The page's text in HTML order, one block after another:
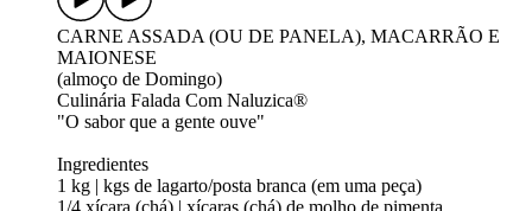
CARNE ASSADA (OU DE PANELA), MACARRÃO E
MAIONESE
(almoço de Domingo)
Culinária Falada Com Naluzica®
"O sabor que a gente ouve"
Ingredientes
1 kg | kgs de lagarto/posta branca (em uma peça)